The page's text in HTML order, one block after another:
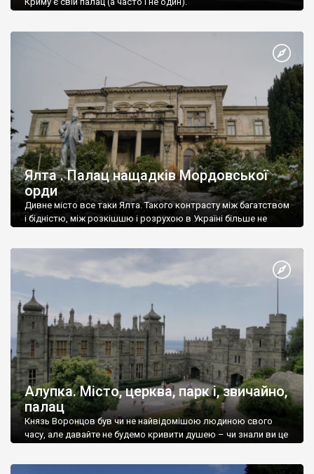
Ялта . Палац нащадків Мордовської
орди
Дивне місто все таки Ялта. Такого контрасту між багатством
і бідністю, між розкішшю і розрухою в Україні більше не
Алупка. Місто, церква, парк і, звичайно,
палац
Князь Воронцов був чи не найвідомішою людиною свого
часу, але давайте не будемо кривити душею – чи знали ви це